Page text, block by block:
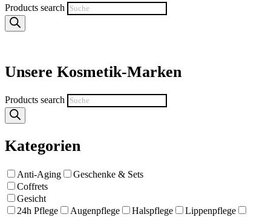
Products search
Unsere Kosmetik-Marken
Products search
Kategorien
Anti-Aging
Geschenke & Sets
Coffrets
Gesicht
24h Pflege
Augenpflege Halspflege
Lippenpflege